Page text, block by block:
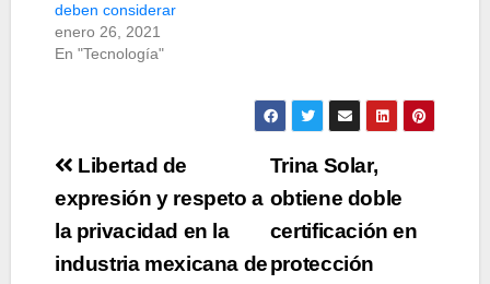
deben considerar
enero 26, 2021
En "Tecnología"
Navegación
de
entradas
Trina Solar,
obtiene doble
certificación en
protección
Libertad de
expresión y respeto a
la privacidad en la
industria mexicana de